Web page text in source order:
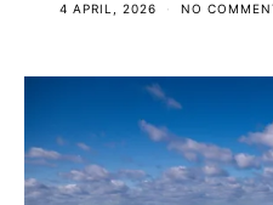
4 APRIL, 2026 NO